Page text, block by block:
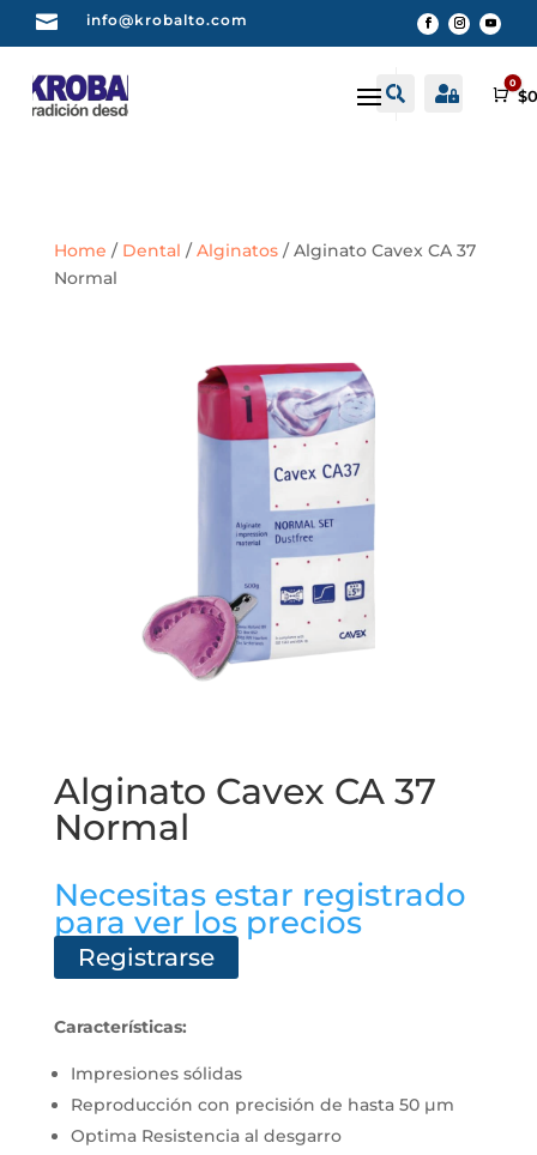
 info@krobalto.com
 Buscar
 Cuenta
0
$
Home / Dental /Alginatos/ Alginato Cavex CA 37
Normal
Alginato Cavex CA 37
Normal
Necesitas estar registrado
para ver los precios
Registrarse
Características:
Impresiones sólidas
Reproducción con precisión de hasta 50 µm
Optima Resistencia al desgarro